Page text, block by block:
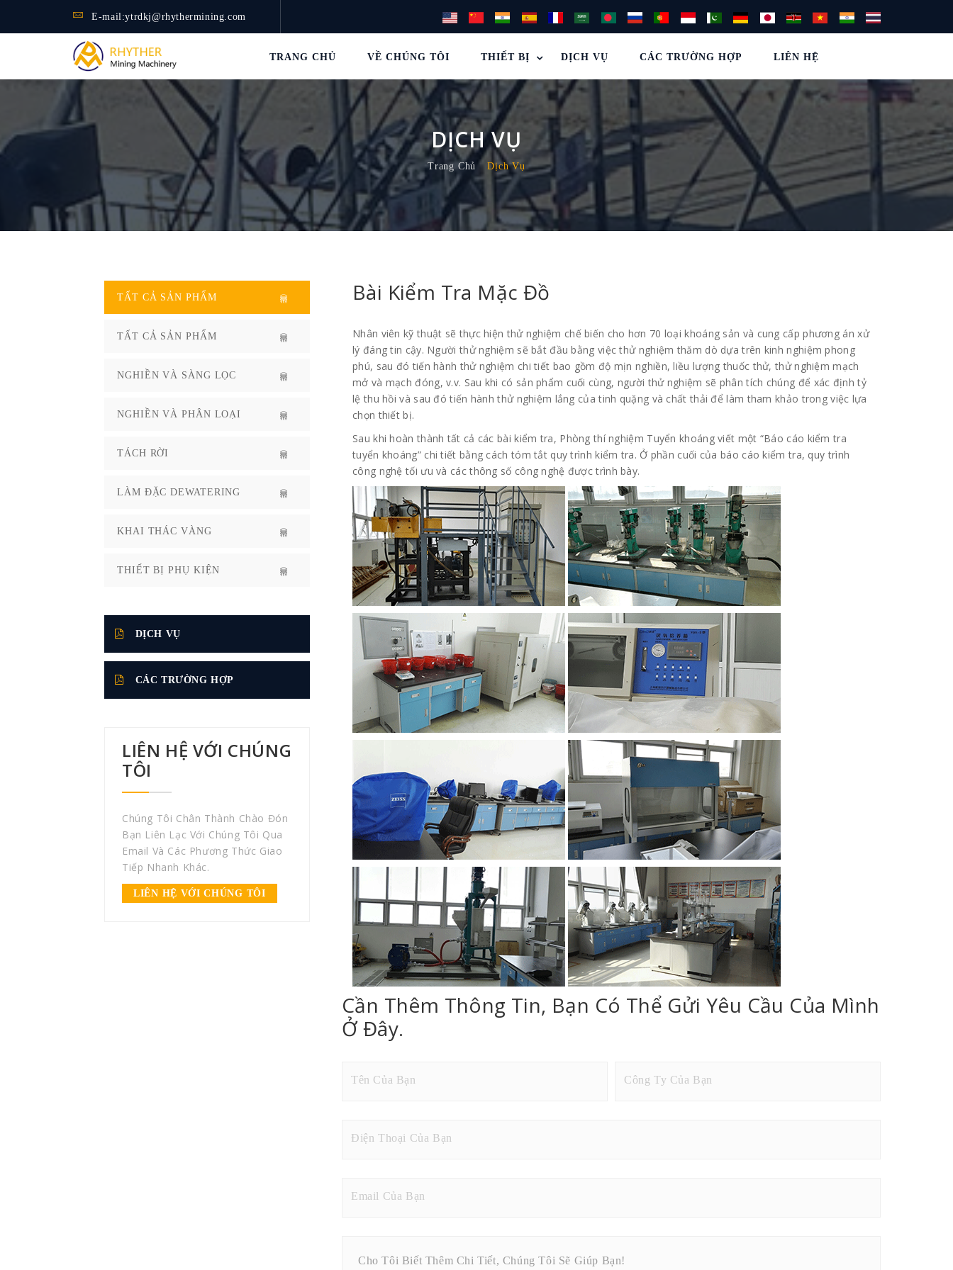
E-mail:ytrdkj@rhythermining.com
TRANG CHỦ VỀ CHÚNG TÔI THIẾT BỊ DỊCH VỤ CÁC TRƯỜNG HỢP LIÊN HỆ
DỊCH VỤ
Trang Chủ Dịch Vụ
TẤT CẢ SẢN PHẨM
TẤT CẢ SẢN PHẨM
NGHIỀN VÀ SÀNG LỌC
NGHIỀN VÀ PHÂN LOẠI
TÁCH RỜI
LÀM ĐẶC DEWATERING
KHAI THÁC VÀNG
THIẾT BỊ PHỤ KIỆN
DỊCH VỤ
CÁC TRƯỜNG HỢP
LIÊN HỆ VỚI CHÚNG
TÔI
Chúng Tôi Chân Thành Chào Đón
Bạn Liên Lạc Với Chúng Tôi Qua
Email Và Các Phương Thức Giao
Tiếp Nhanh Khác.
LIÊN HỆ VỚI CHÚNG TÔI
Bài Kiểm Tra Mặc Đồ
Nhân viên kỹ thuật sẽ thực hiện thử nghiệm chế biến cho hơn 70 loại khoáng sản và cung cấp phương án xử
lý đáng tin cậy. Người thử nghiệm sẽ bắt đầu bằng việc thử nghiệm thăm dò dựa trên kinh nghiệm phong
phú, sau đó tiến hành thử nghiệm chi tiết bao gồm độ mịn nghiền, liều lượng thuốc thử, thử nghiệm mạch
mở và mạch đóng, v.v. Sau khi có sản phẩm cuối cùng, người thử nghiệm sẽ phân tích chúng để xác định tỷ
lệ thu hồi và sau đó tiến hành thử nghiệm lắng của tinh quặng và chất thải để làm tham khảo trong việc lựa
chọn thiết bị.
Sau khi hoàn thành tất cả các bài kiểm tra, Phòng thí nghiệm Tuyển khoáng viết một “Báo cáo kiểm tra
tuyển khoáng” chi tiết bằng cách tóm tắt quy trình kiểm tra. Ở phần cuối của báo cáo kiểm tra, quy trình
công nghệ tối ưu và các thông số công nghệ được trình bày.
Cần Thêm Thông Tin, Bạn Có Thể Gửi Yêu Cầu Của Mình
Ở Đây.